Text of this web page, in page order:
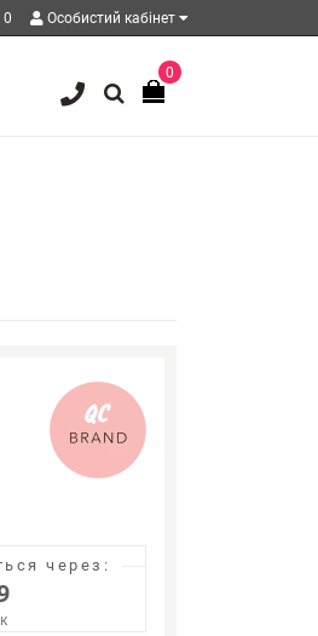
0 Особистий кабінет
0
через: